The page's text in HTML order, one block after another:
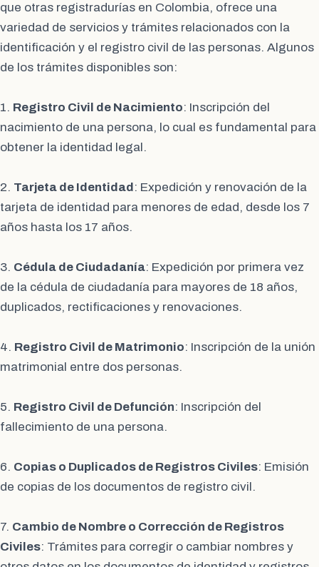
que otras registradurías en Colombia, ofrece una
variedad de servicios y trámites relacionados con la
identificación y el registro civil de las personas. Algunos
de los trámites disponibles son:
1. Registro Civil de Nacimiento: Inscripción del
nacimiento de una persona, lo cual es fundamental para
obtener la identidad legal.
2. Tarjeta de Identidad : Expedición y renovación de la
tarjeta de identidad para menores de edad, desde los 7
años hasta los 17 años.
3. Cédula de Ciudadanía: Expedición por primera vez
de la cédula de ciudadanía para mayores de 18 años,
duplicados, rectificaciones y renovaciones.
4. Registro Civil de Matrimonio: Inscripción de la unión
matrimonial entre dos personas.
5. Registro Civil de Defunción: Inscripción del
fallecimiento de una persona.
6. Copias o Duplicados de Registros Civiles: Emisión
de copias de los documentos de registro civil.
7. Cambio de Nombre o Corrección de Registros
Civiles: Trámites para corregir o cambiar nombres y